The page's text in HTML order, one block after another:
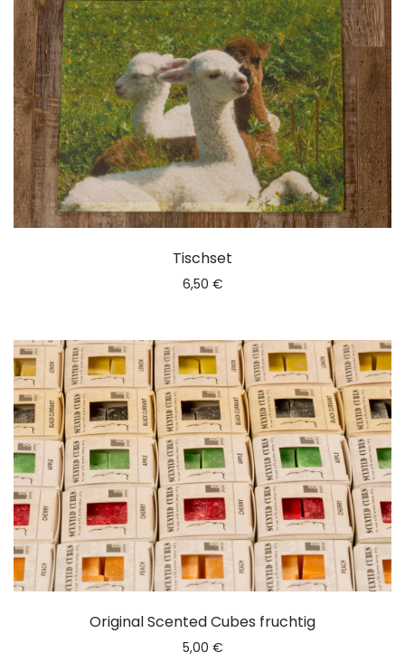
Tischset
6,50 €
Original Scented Cubes fruchtig
5,00 €